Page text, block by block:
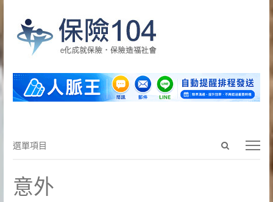
Open
search
選
目
選單項目
意外